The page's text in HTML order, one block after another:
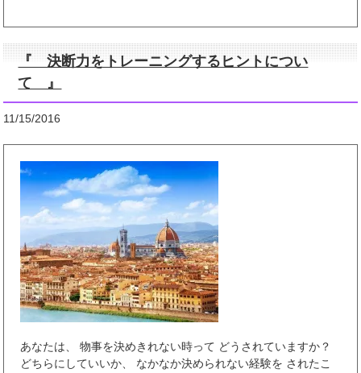
『 決断力をトレーニングするヒントについ
て 』
11/15/2016
あなたは、 物事を決めきれない時って どうされていますか？
どちらにしていいか、 なかなか決められない経験を されたこ